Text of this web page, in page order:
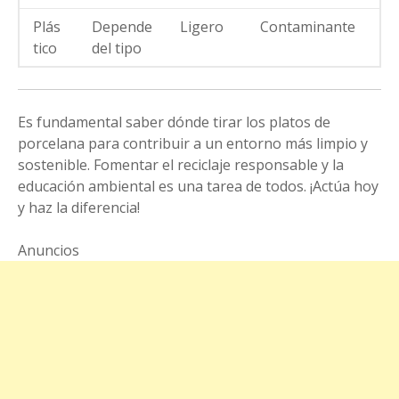
Plás
tico
Depende
del tipo
Ligero Contaminante
Es fundamental saber dónde tirar los platos de
porcelana para contribuir a un entorno más limpio y
sostenible. Fomentar el reciclaje responsable y la
educación ambiental es una tarea de todos. ¡Actúa hoy
y haz la diferencia!
Anuncios